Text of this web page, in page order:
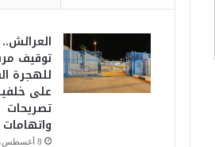
العرائش..
توقيف
للهجرة
على
تصريحات
واتهامات
8 أغسطس،